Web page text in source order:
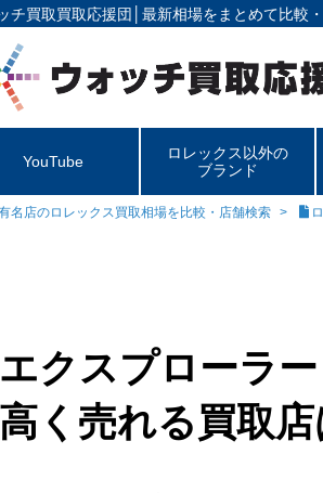
チ買取買取応援団│ 最新相場をまとめて比較
YouTube
ロレックス以外の
ブランド
名店のロレックス買取相場を比較・店舗検索
エクスプローラ
高く売れる買取店